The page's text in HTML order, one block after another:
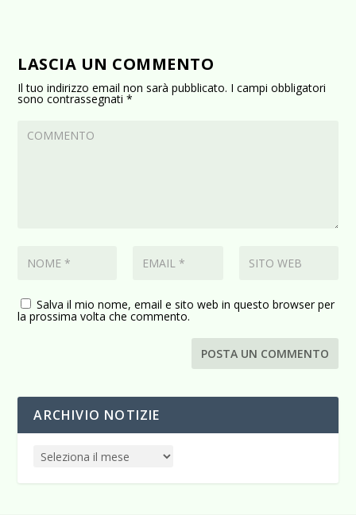
LASCIA UN COMMENTO
Il tuo indirizzo email non sarà pubblicato. I campi obbligatori
sono contrassegnati*
Salva il mio nome, email e sito web in questo browser per
la prossima volta che commento.
ARCHIVIO NOTIZIE